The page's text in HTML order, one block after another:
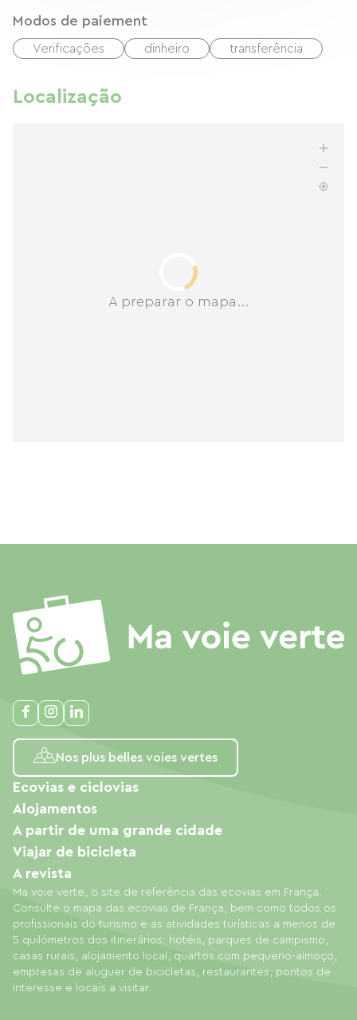
Modos de paiement
Verificações dinheiro transferência
Localização
A preparar o mapa...
Nos plus belles voies vertes
Ma voie verte, o site de referência das ecovias em França.
Consulte o mapa das ecovias de França, bem como todos os
profissionais do turismo e as atividades turísticas a menos de
5 quilómetros dos itinerários: hotéis, parques de campismo,
casas rurais, alojamento local, quartos com pequeno-almoço,
empresas de aluguer de bicicletas, restaurantes, pontos de
interesse e locais a visitar.
Ecovias e ciclovias
Alojamentos
A partir de uma grande cidade
Viajar de bicicleta
A revista